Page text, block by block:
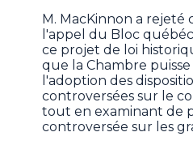
M. MacKinnon a rejeté
l'appel du Bloc
ce projet de loi
que la Chambre
l'adoption des
controversées sur le
tout en examinant de
controversée sur les